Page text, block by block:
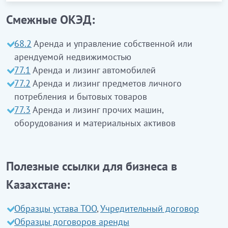
құқықпен қорғалған жұмыстардан
басқа, зияткерлік меншік пен ұқсас
өнімдердің лизингі
ҚР ЭҚЖЖ 77.40 Клас. Авторлық құқықпен
қорғалған жұмыстардан басқа, зияткерлік меншік
пен ұқсас өнімдердің лизингі
өнімдердің лизингі
Осы ішкі класқа өнім иесіне (яғни активті
өнімдерге қатысты роялти немесе лицензиялық
төленетін оларды пайдалану құқығын беру
Смежные ОКЭД:
68.2 Аренда и управление собственной или
арендуемой недвижимостью
77.1 Аренда и лизинг автомобилей
77.2 Аренда и лизинг предметов личного
потребления и бытовых товаров
77.3 Аренда и лизинг прочих машин,
оборудования и материальных активов
Полезные ссылки для бизнеса в
Казахстане:
Образцы устава ТОО,Учредительный договор
Образцы договоров аренды